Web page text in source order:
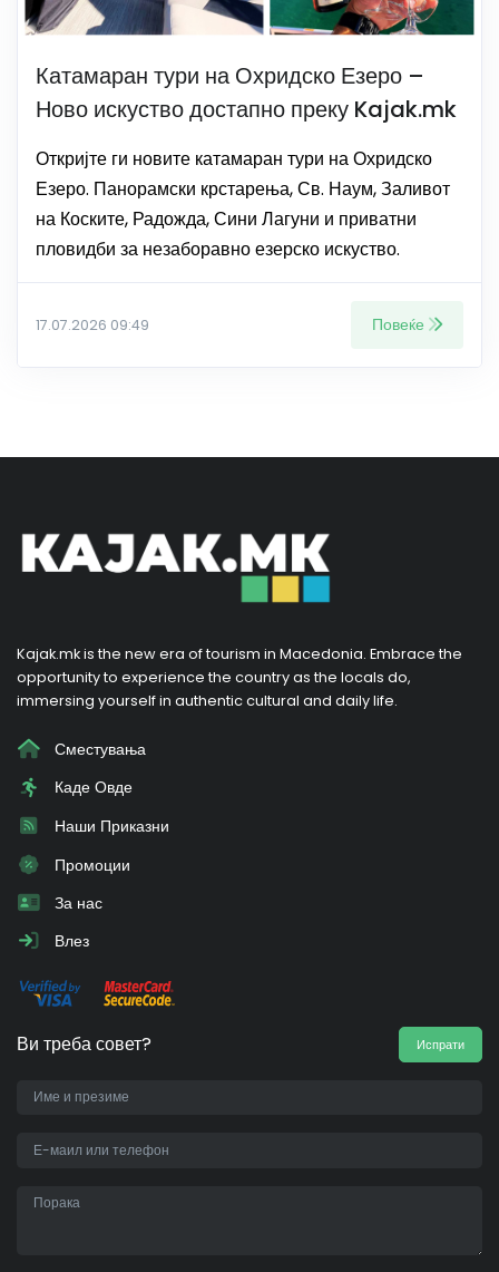
Катамаран тури на Охридско Езеро –
Ново искуство достапно преку Kajak.mk
Откријте ги новите катамаран тури на Охридско
Езеро. Панорамски крстарења, Св. Наум, Заливот
на Коските, Радожда, Сини Лагуни и приватни
пловидби за незаборавно езерско искуство.
17.07.2026 09:49 Повеќе
Kajak.mk is the new era of tourism in Macedonia. Embrace the
opportunity to experience the country as the locals do,
immersing yourself in authentic cultural and daily life.
Сместувања
Каде Овде
Наши Приказни
Промоции
За нас
Влез
Ви треба совет? Испрати